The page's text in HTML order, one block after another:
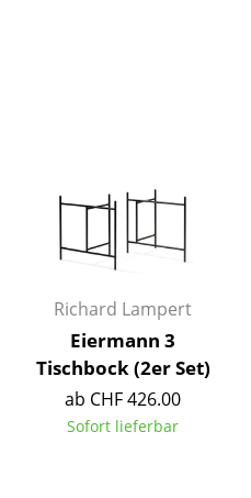
Aufbewahren
Bücherregale
Wandregale
Sideboards & Kommoden
Richard Lampert
Eiermann 3
Tischbock (2er Set)
ab CHF 426.00
Sofort lieferbar